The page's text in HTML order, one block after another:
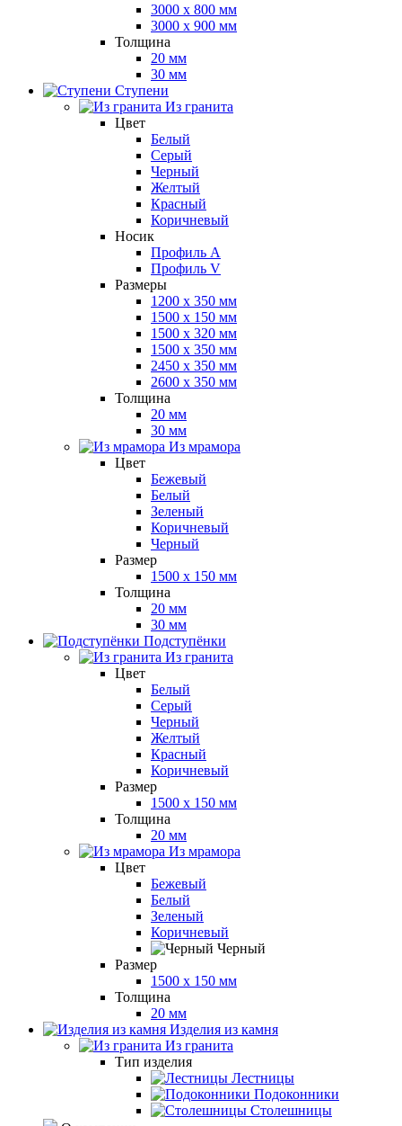
3000 x 800 мм
3000 x 900 мм
Толщина
20 мм
30 мм
Ступени
Из гранита
Цвет
Белый
Серый
Черный
Желтый
Красный
Коричневый
Носик
Профиль A
Профиль V
Размеры
1200 x 350 мм
1500 x 150 мм
1500 x 320 мм
1500 x 350 мм
2450 x 350 мм
2600 x 350 мм
Толщина
20 мм
30 мм
Из мрамора
Цвет
Бежевый
Белый
Зеленый
Коричневый
Черный
Размер
1500 x 150 мм
Толщина
20 мм
30 мм
Подступёнки
Из гранита
Цвет
Белый
Серый
Черный
Желтый
Красный
Коричневый
Размер
1500 x 150 мм
Толщина
20 мм
Из мрамора
Цвет
Бежевый
Белый
Зеленый
Коричневый
Черный
Размер
1500 x 150 мм
Толщина
20 мм
Изделия из камня
Из гранита
Тип изделия
Лестницы
Подоконники
Столешницы